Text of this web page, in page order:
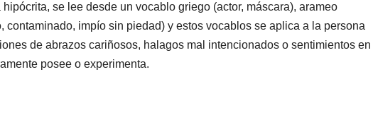
se lee desde un vocablo griego (actor, máscara), arameo
contaminado, impío sin piedad) y estos vocablos se aplica a la persona
de abrazos cariñosos, halagos mal intencionados o sentimientos en
posee o experimenta.